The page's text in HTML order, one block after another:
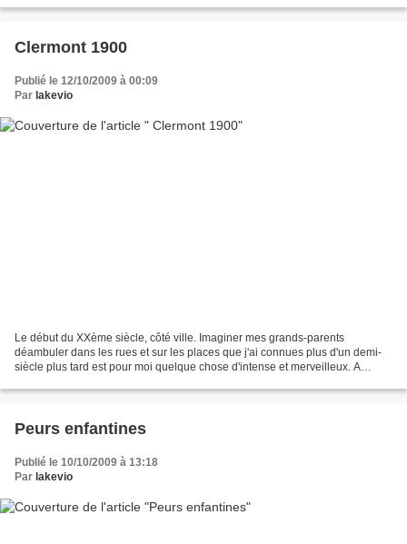
Clermont 1900
Publié le 12/10/2009 à 00:09
Par lakevio
Le début du XXème siècle, côté ville. Imaginer mes grands-parents
déambuler dans les rues et sur les places que j'ai connues plus d'un demi-
siècle plus tard est pour moi quelque chose d'intense et merveilleux. A
Peurs enfantines
Publié le 10/10/2009 à 13:18
Par lakevio